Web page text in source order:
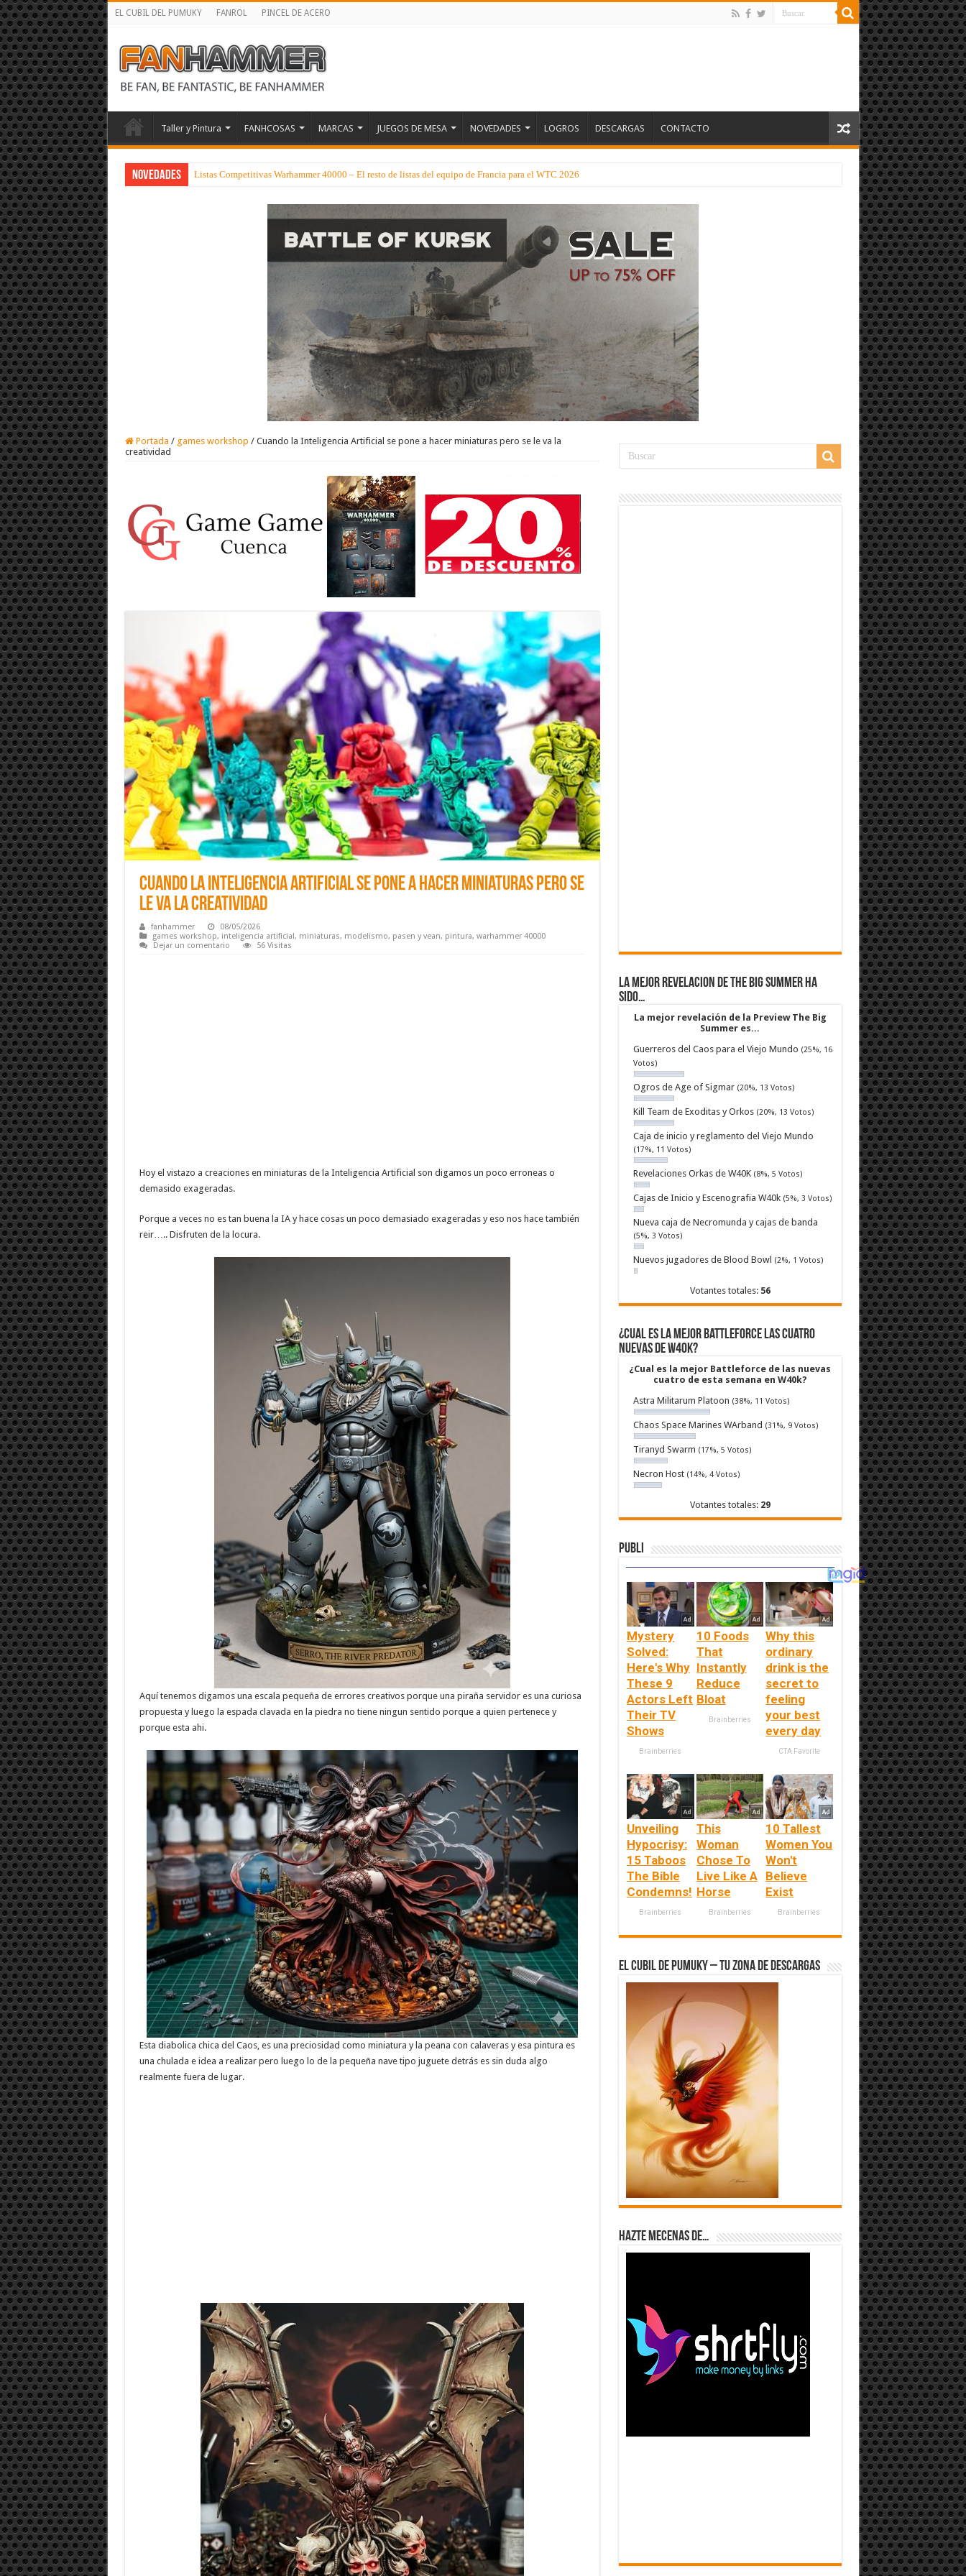
EL CUBIL DEL PUMUKY FANROL PINCEL DE ACERO
Taller y Pintura FANHCOSAS MARCAS JUEGOS DE MESA NOVEDADES LOGROS DESCARGAS CONTACTO
NOVEDADES Listas Competitivas Warhammer 40000 – El resto de listas del equipo de Francia para el WTC 2026
Portada / games workshop / Cuando la Inteligencia Artificial se pone a hacer miniaturas pero se le va la
creatividad
Cuando la Inteligencia Artificial se pone a hacer miniaturas pero se
le va la creatividad
fanhammer
08/05/2026
games workshop, inteligencia artificial, miniaturas, modelismo, pasen y vean, pintura, warhammer 40000
Dejar un comentario
56 Visitas
Hoy el vistazo a creaciones en miniaturas de la Inteligencia Artificial son digamos un poco erroneas o
demasido exageradas.
Porque a veces no es tan buena la IA y hace cosas un poco demasiado exageradas y eso nos hace también
reir….. Disfruten de la locura.
Aquí tenemos digamos una escala pequeña de errores creativos porque una piraña servidor es una curiosa
propuesta y luego la espada clavada en la piedra no tiene ningun sentido porque a quien pertenece y
porque esta ahi.
Esta diabolica chica del Caos, es una preciosidad como miniatura y la peana con calaveras y esa pintura es
una chulada e idea a realizar pero luego lo de la pequeña nave tipo juguete detrás es sin duda algo
realmente fuera de lugar.
La mejor revelacion de The Big Summer ha
sido…
La mejor revelación de la Preview The Big
Summer es...
Guerreros del Caos para el Viejo Mundo (25%, 16
Votos)
Ogros de Age of Sigmar (20%, 13 Votos)
Kill Team de Exoditas y Orkos (20%, 13 Votos)
Caja de inicio y reglamento del Viejo Mundo
(17%, 11 Votos)
Revelaciones Orkas de W40K (8%, 5 Votos)
Cajas de Inicio y Escenografia W40k (5%, 3 Votos)
Nueva caja de Necromunda y cajas de banda
(5%, 3 Votos)
Nuevos jugadores de Blood Bowl (2%, 1 Votos)
Votantes totales: 56
¿Cual es la mejor Battleforce las cuatro
nuevas de W40k?
¿Cual es la mejor Battleforce de las nuevas
cuatro de esta semana en W40k?
Astra Militarum Platoon (38%, 11 Votos)
Chaos Space Marines WArband (31%, 9 Votos)
Tiranyd Swarm (17%, 5 Votos)
Necron Host (14%, 4 Votos)
Votantes totales: 29
Publi
Mystery
Solved:
Here's Why
These 9
Actors Left
Their TV
Shows
Brainberries
10 Foods
That
Instantly
Reduce
Bloat
Brainberries
Why this
ordinary
drink is the
secret to
feeling
your best
every day
CTA Favorite
Unveiling
Hypocrisy:
15 Taboos
The Bible
Condemns!
Brainberries
This
Woman
Chose To
Live Like A
Horse
Brainberries
10 Tallest
Women You
Won't
Believe
Exist
Brainberries
El Cubil de Pumuky – Tu zona de Descargas
Hazte Mecenas de…